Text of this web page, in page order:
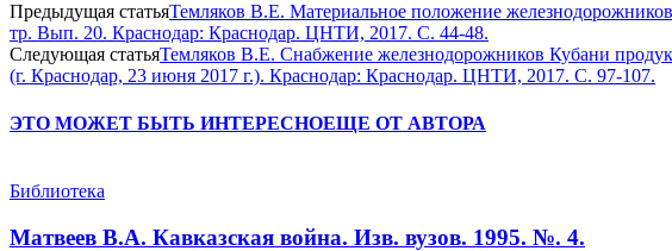
Предыдущая статьяТемляков В.Е. Материальное положение
тр. Вып. 20. Краснодар: Краснодар. ЦНТИ, 2017. С. 44-48.
Следующая статьяТемляков В.Е. Снабжение железнодорожников Кубани
(г. Краснодар, 23 июня 2017 г.). Краснодар: Краснодар. ЦНТИ, 2017. С. 97-107.
ЭТО МОЖЕТ БЫТЬ ИНТЕРЕСНОЕЩЕ ОТ АВТОРА
Библиотека
Матвеев В.А. Кавказская война. Изв. вузов. 1995. №. 4.